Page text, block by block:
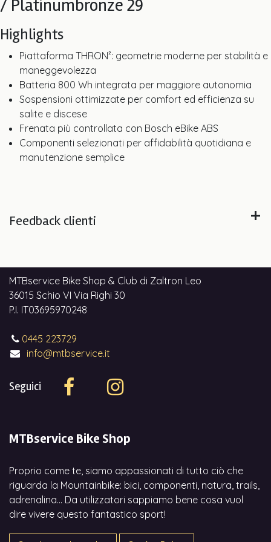
/ Platinumbronze 29
Highlights
Piattaforma THRON²: geometrie moderne per stabilità e
maneggevolezza
Batteria 800 Wh integrata per maggiore autonomia
Sospensioni ottimizzate per comfort ed efficienza su
salite e discese
Frenata più controllata con Bosch eBike ABS
Componenti selezionati per affidabilità quotidiana e
manutenzione semplice
Feedback clienti
MTBservice Bike Shop & Club di Zaltron Leo
36015 Schio VI Via Righi 30
P.I. IT03695970248
0445 223729
info@mtbservice.it
Seguici
MTBservice Bike Shop
Proprio come te, siamo appassionati di tutto ciò che
riguarda la Mountainbike: bici, componenti, natura, trails,
adrenalina... Da utilizzatori sappiamo bene cosa vuol
dire vivere questo fantastico sport!